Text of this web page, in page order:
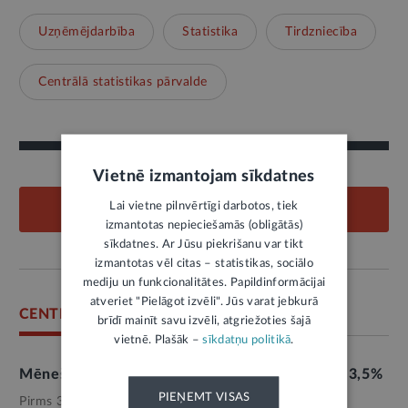
Uzņēmējdarbība Statistika Tirdzniecība
Centrālā statistikas pārvalde
PIEVIENOT KOMENTĀRU
CENTRĀLĀ STATISTIKAS PĀRVALDE
Mēneša laikā degvielas cenas samazinājās par 3,5%
Pirms 3 dienām, Ekonomika
Vietnē izmantojam sīkdatnes
Lai vietne pilnvērtīgi darbotos, tiek
izmantotas nepieciešamās (obligātās)
sīkdatnes. Ar Jūsu piekrišanu var tikt
izmantotas vēl citas – statistikas, sociālo
mediju un funkcionalitātes. Papildinformācijai
atveriet "Pielāgot izvēli". Jūs varat jebkurā
brīdī mainīt savu izvēli, atgriežoties šajā
vietnē. Plašāk –sīkdatņu politikā.
PIEŅEMT VISAS